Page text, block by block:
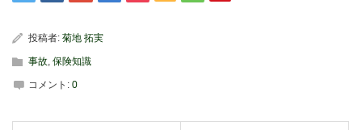
投稿者: 菊地 拓実
事故, 保険知識
コメント: 0